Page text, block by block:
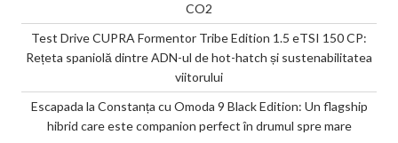
CO2
Test Drive CUPRA Formentor Tribe Edition 1.5 eTSI 150 CP:
Rețeta spaniolă dintre ADN-ul de hot-hatch și sustenabilitatea
viitorului
Escapada la Constanța cu Omoda 9 Black Edition: Un flagship
hibrid care este companion perfect în drumul spre mare